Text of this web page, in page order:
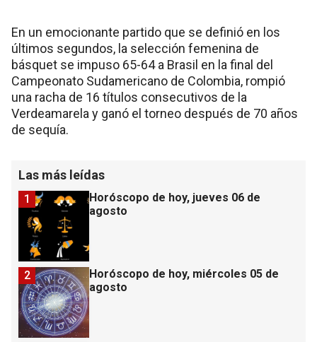
En un emocionante partido que se definió en los
últimos segundos, la selección femenina de
básquet se impuso 65-64 a Brasil en la final del
Campeonato Sudamericano de Colombia, rompió
una racha de 16 títulos consecutivos de la
Verdeamarela y ganó el torneo después de 70 años
de sequía.
Las más leídas
Horóscopo de hoy, jueves 06 de
agosto
1
Horóscopo de hoy, miércoles 05 de
agosto
2